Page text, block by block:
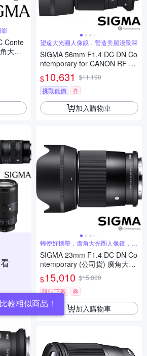
影
Conte
大光
無反微
較相似商品！
望遠大光圈人像鏡，營造美麗淺景深
SIGMA 56mm F1.4 DC DN Co
ntemporary for CANON RF 接
環 (公司貨) 望遠大光圈定焦鏡
人像鏡 APS-C 無反微單眼專用
鏡頭
$10,631 $11,190
挑戰低價
券
加入購物車
輕便好攜帶，廣角大光圈人像鏡，美
麗淺景深
SIGMA 23mm F1.4 DC DN Co
ntemporary (公司貨) 廣角大光
圈定焦鏡 人像鏡 APS-C 無反微
單眼專用鏡頭
$15,010 $15,800
限時下殺
券
加入購物車